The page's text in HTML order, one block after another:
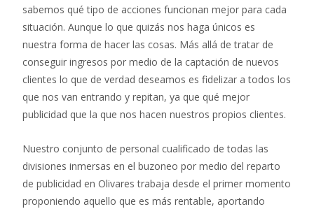
sabemos qué tipo de acciones funcionan mejor para cada
situación. Aunque lo que quizás nos haga únicos es
nuestra forma de hacer las cosas. Más allá de tratar de
conseguir ingresos por medio de la captación de nuevos
clientes lo que de verdad deseamos es fidelizar a todos los
que nos van entrando y repitan, ya que qué mejor
publicidad que la que nos hacen nuestros propios clientes.
Nuestro conjunto de personal cualificado de todas las
divisiones inmersas en el buzoneo por medio del reparto
de publicidad en Olivares trabaja desde el primer momento
proponiendo aquello que es más rentable, aportando